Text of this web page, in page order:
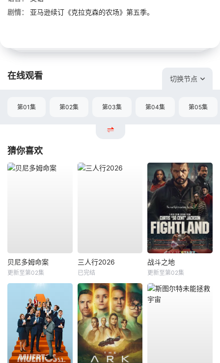
剧情：
亚马逊续订《克拉克森的农场》第五季。
在线观看 切换节点
第01集 第02集 第03集 第04集 第05集
猜你喜欢
贝尼多姆命案
更新至第02集
三人行2026
已完结
战斗之地
更新至第02集